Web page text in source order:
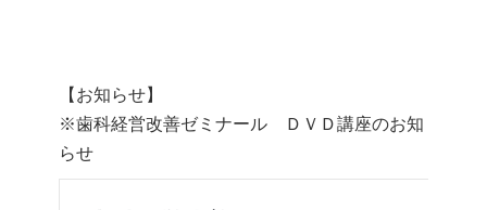
【お知らせ】
※歯科経営改善ゼミナール ＤＶＤ講座のお知
らせ